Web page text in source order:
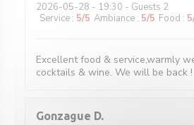
2026-05-28 - 19:30 - Guests 2
Service : 5/5 Ambiance : 5/5 Food : 5
Excellent food & service,warmly
cocktails & wine. We will be back !
Gonzague D